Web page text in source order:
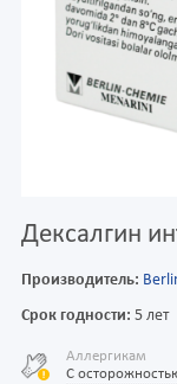
Дексалгин
Производитель:
Срок годности: 5 лет
Аллергикам
С